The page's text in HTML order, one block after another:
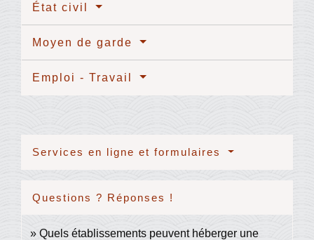
État civil
Moyen de garde
Emploi - Travail
Services en ligne et formulaires
Questions ? Réponses !
Quels établissements peuvent héberger une